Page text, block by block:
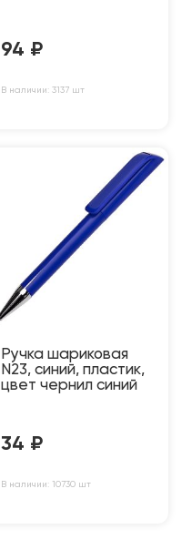
94 ₽
В наличии: 3137 шт
Ручка шариковая
N23, синий, пластик,
цвет чернил синий
34 ₽
В наличии: 10730 шт